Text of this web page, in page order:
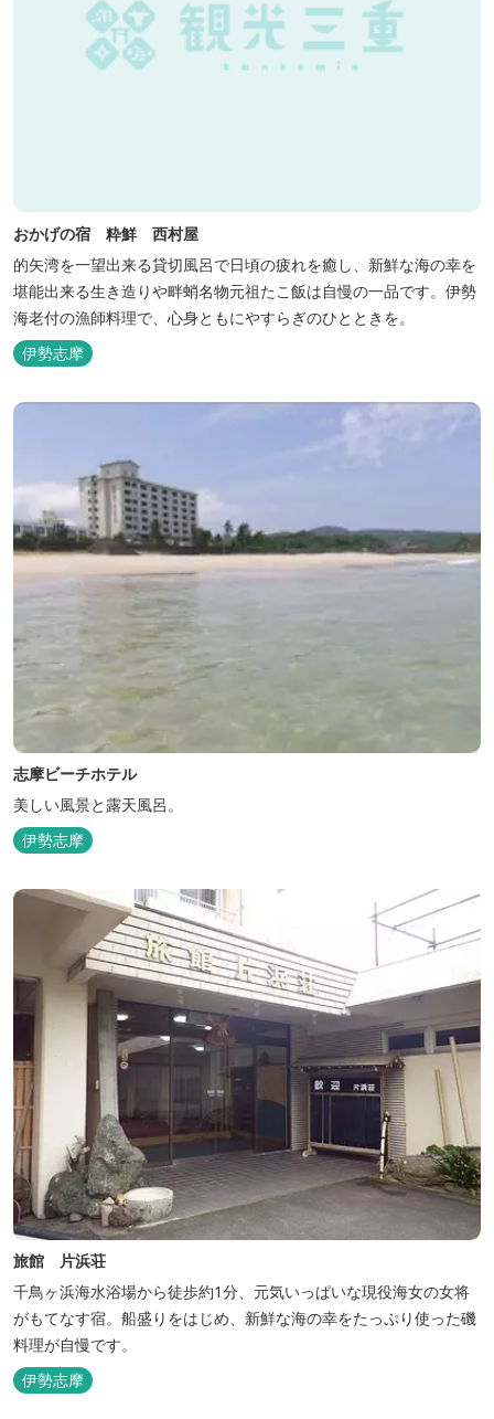
おかげの宿 粋鮮 西村屋
的矢湾を一望出来る貸切風呂で日頃の疲れを癒し、新鮮な海の幸を
堪能出来る生き造りや畔蛸名物元祖たこ飯は自慢の一品です。伊勢
海老付の漁師料理で、心身ともにやすらぎのひとときを。
伊勢志摩
志摩ビーチホテル
美しい風景と露天風呂。
伊勢志摩
旅館 片浜荘
千鳥ヶ浜海水浴場から徒歩約1分、元気いっぱいな現役海女の女将
がもてなす宿。船盛りをはじめ、新鮮な海の幸をたっぷり使った磯
料理が自慢です。
伊勢志摩